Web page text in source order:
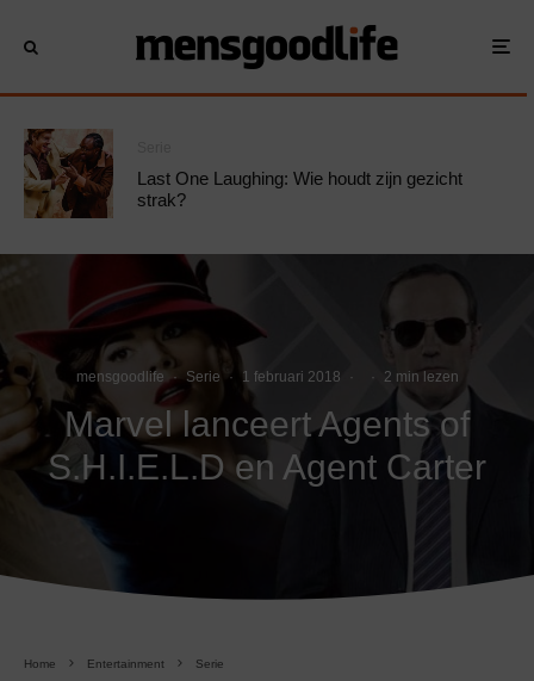
Last One Laughing: Wie houdt zijn gezicht
strak?
mensgoodlife · Serie · 1 februari 2018 · · 2 min lezen
Marvel lanceert Agents of
S.H.I.E.L.D en Agent Carter
Home Entertainment Serie